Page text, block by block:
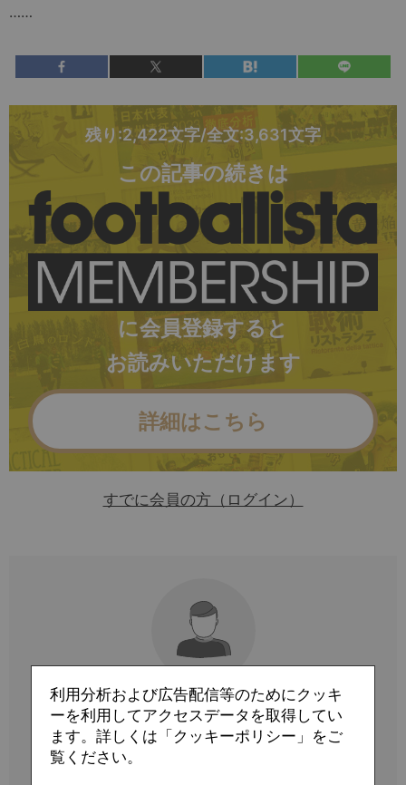
……
残り:2,422文字/全文:3,631文字
この記事の続きは
に会員登録すると
お読みいただけます
詳細はこちら
すでに会員の方（ログイン）
Profile
利用分析および広告配信等のためにクッキ
ーを利用してアクセスデータを取得してい
ます。詳しくは「クッキーポリシー」をご
覧ください。